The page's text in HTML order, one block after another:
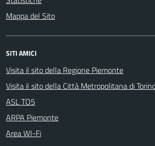
Mappa del Sito
SITI AMICI
Visita il sito della Regione Piemonte
Visita il sito della Città Metropolitana di
ASL TO5
ARPA Piemonte
Area WI-Fi